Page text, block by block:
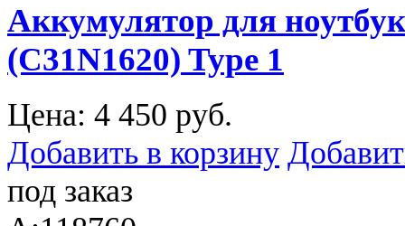
Аккумулятор для
(C31N1620) Type 1
Цена: 4 450 руб.
Добавить в корзину
под заказ